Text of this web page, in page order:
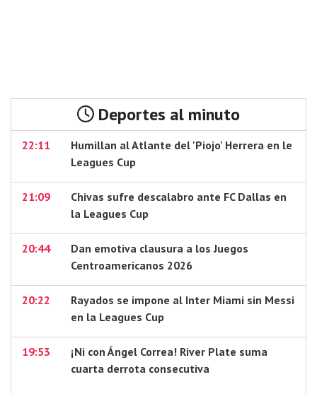
Deportes al minuto
22:11
Humillan al Atlante del 'Piojo' Herrera en le
Leagues Cup
21:09
Chivas sufre descalabro ante FC Dallas en
la Leagues Cup
20:44
Dan emotiva clausura a los Juegos
Centroamericanos 2026
20:22
Rayados se impone al Inter Miami sin Messi
en la Leagues Cup
19:53
¡Ni con Ángel Correa! River Plate suma
cuarta derrota consecutiva